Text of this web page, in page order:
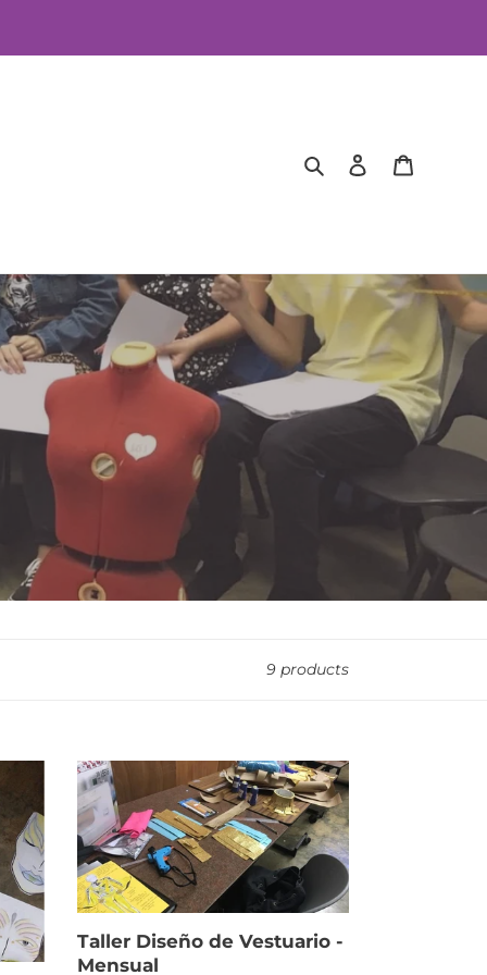
Search Log in
9 products
Taller
Diseño
de
Vestuario
-
Mensual
Taller Diseño de Vestuario -
Mensual